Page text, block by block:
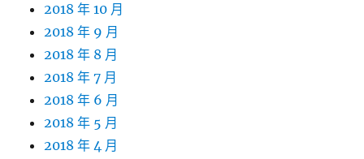
2018 年 10 月
2018 年 9 月
2018 年 8 月
2018 年 7 月
2018 年 6 月
2018 年 5 月
2018 年 4 月